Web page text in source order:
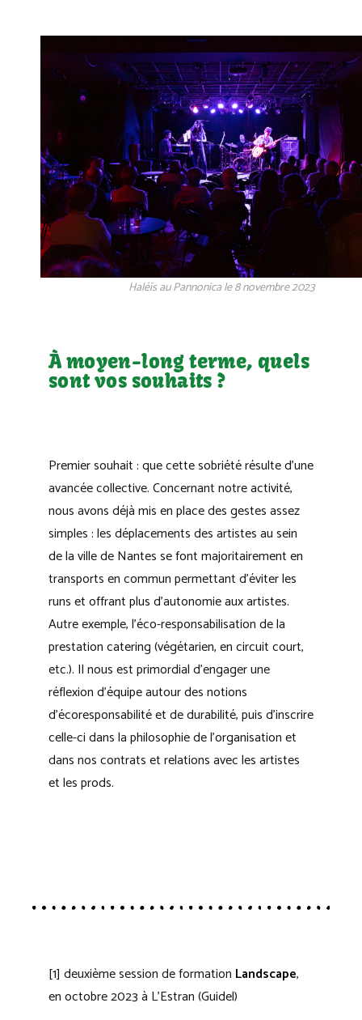
Haléïs au Pannonica le 8 novembre 2023
À moyen-long terme, quels
sont vos souhaits ?
Premier souhait : que cette sobriété résulte d’une
avancée collective. Concernant notre activité,
nous avons déjà mis en place des gestes assez
simples : les déplacements des artistes au sein
de la ville de Nantes se font majoritairement en
transports en commun permettant d’éviter les
runs et offrant plus d’autonomie aux artistes.
Autre exemple, l’éco-responsabilisation de la
prestation catering (végétarien, en circuit court,
etc.). Il nous est primordial d’engager une
réflexion d’équipe autour des notions
d’écoresponsabilité et de durabilité, puis d’inscrire
celle-ci dans la philosophie de l’organisation et
dans nos contrats et relations avec les artistes
et les prods.
[1] deuxième session de formation Landscape,
en octobre 2023 à L’Estran (Guidel)